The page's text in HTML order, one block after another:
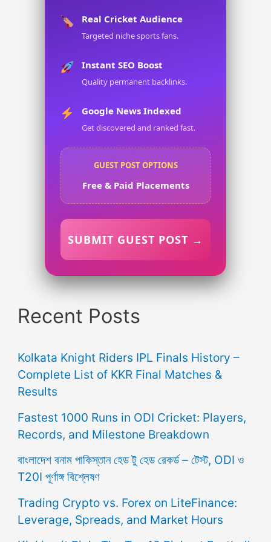
Real Cricket Audience
Targeted niche sports fans.
Instant SEO Boost
Quality permanent backlinks.
Google News Indexed
Get discovered and ranked fast.
GUEST POST OPTIONS
Free & Paid Placements
SUBMIT GUEST POST →
Recent Posts
Kolkata Knight Riders IPL Finals History –
Complete List of KKR Final Matches &
Results
Fastest 1000 Runs in ODI Cricket: Players,
Records, and Milestone Breakdown
বাংলাদেশ বনাম পাকিস্তান হেড টু হেড রেকর্ড – টেস্ট, ODI ও
T20I পূর্ণাঙ্গ বিশ্লেষণ
Trading Crypto vs. Forex on LiteFinance:
Leverage, Spreads, and Market Hours